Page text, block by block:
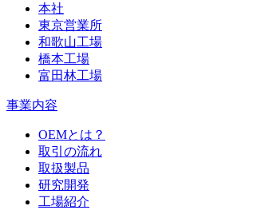
本社
東京営業所
和歌山工場
橋本工場
富田林工場
事業内容
OEMとは？
取引の流れ
取扱製品
研究開発
工場紹介